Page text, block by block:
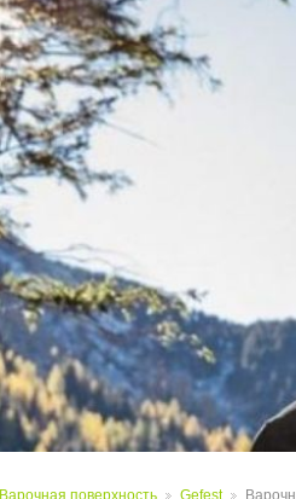
Варочная поверхность Gefest